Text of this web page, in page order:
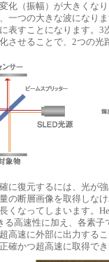
化（振幅）が大きくな
一つの大きな波になり
表すことになります。
させることで、2つの
に復元するには、光が
の断層画像を取得しな
くなってしまいます。
る高速性に加え、各素
高速に外部に出力する
確かつ超高速に取得でき